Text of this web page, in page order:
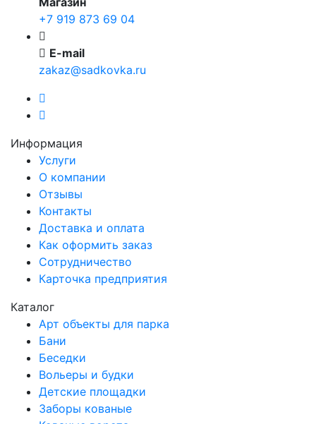
+7 919 873 69 04
E-mail
zakaz@sadkovka.ru
Информация
Услуги
О компании
Отзывы
Контакты
Доставка и оплата
Как оформить заказ
Сотрудничество
Карточка предприятия
Каталог
Арт объекты для парка
Бани
Беседки
Вольеры и будки
Детские площадки
Заборы кованые